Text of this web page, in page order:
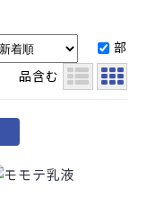
部
品含む